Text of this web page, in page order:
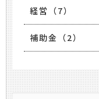
経営（7）
補助金（2）